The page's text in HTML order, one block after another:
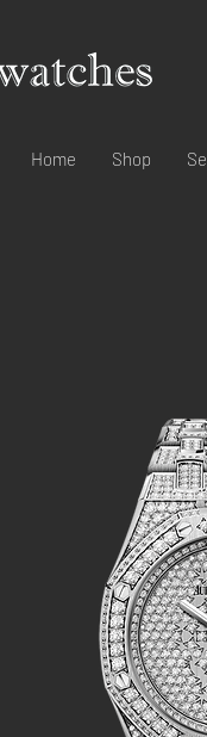
Home Shop